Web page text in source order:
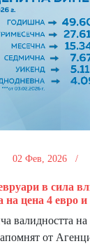
02 Фев, 2026 /
в сила
на цена 4 евро и
валидността
от